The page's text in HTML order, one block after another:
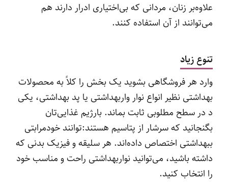
علاوه‌بر زنان، مردانی که بی‌اختیاری ادرار دارند هم
می‌توانند از آن استفاده کنند.
تنوع زیاد
وارد هر فروشگاهی بشوید یک بخش را کلاً به محصولات
بهداشتی نظیر انواع نوار واربهداشتی یا پد بهداشتی، یکی
د در سطح مطلوبی ثابت بماند. بارژیم غذایی‌تان
بگنجانید که سرشار از پتاسیم هستند:توانند خودمرابتی
ببهداشتی اختصاص داده‌اند. هر سلیقه‌ و فیزیک بدنی‌ که
داشته باشید، می‌توانید نواربهداشتی راحت و مناسب خود
را انتخاب کنید.